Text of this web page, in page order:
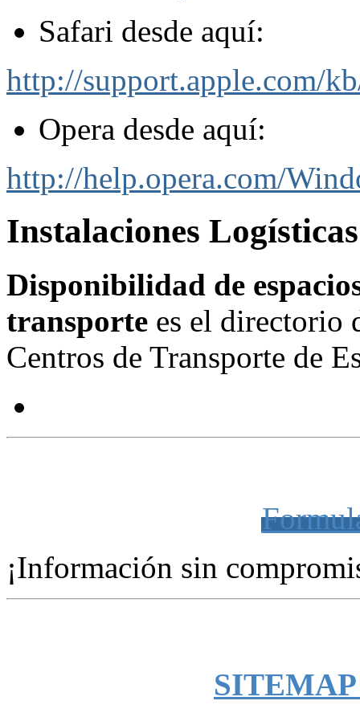
Safari desde aquí:
http://support.apple.com/
Opera desde aquí:
http://help.opera.com/
Instalaciones
Disponibilidad de
transporte es el directorio
Centros de Transporte de
¡Información sin